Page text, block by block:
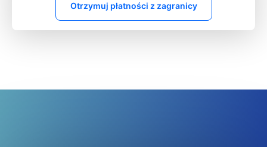
Otrzymuj płatności z zagranicy